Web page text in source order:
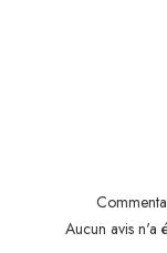
Aucun avis n'a